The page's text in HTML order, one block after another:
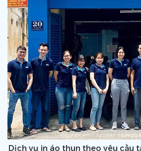
Dịch vụ in áo thun theo yêu cầu